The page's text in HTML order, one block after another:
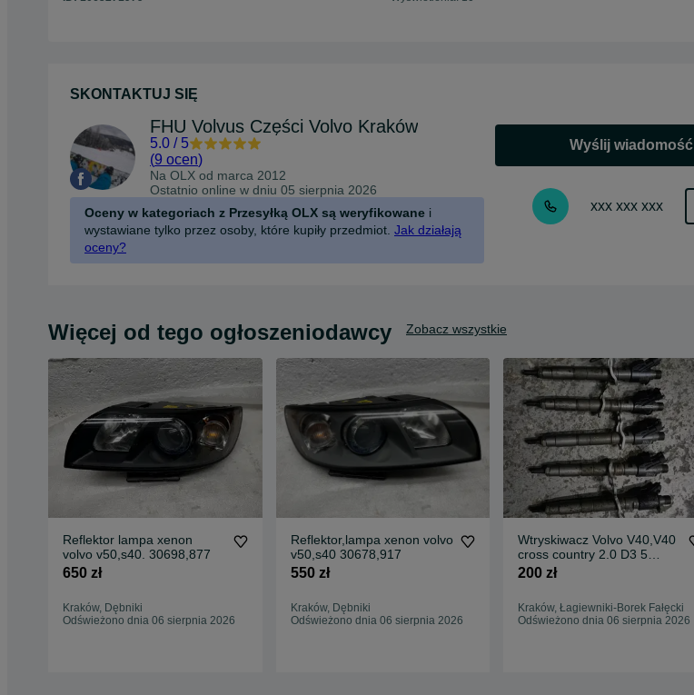
SKONTAKTUJ SIĘ
FHU Volvus Części Volvo Kraków
5.0 / 5
(9 ocen)
Na OLX od marca 2012
Ostatnio online w dniu 05 sierpnia 2026
Oceny w kategoriach z Przesyłką OLX są weryfikowane i
wystawiane tylko przez osoby, które kupiły przedmiot. Jak działają
oceny?
Wyślij wiadomość
xxx xxx xxx
Więcej od tego ogłoszeniodawcy Zobacz wszystkie
Reflektor lampa xenon
volvo v50,s40. 30698,877
650 zł
Kraków, Dębniki
Odświeżono dnia 06 sierpnia 2026
Reflektor,lampa xenon volvo
v50,s40 30678,917
550 zł
Kraków, Dębniki
Odświeżono dnia 06 sierpnia 2026
Wtryskiwacz Volvo V40,V40
cross country 2.0 D3 5
cylindrów
200 zł
Kraków, Łagiewniki-Borek Fałęcki
Odświeżono dnia 06 sierpnia 2026